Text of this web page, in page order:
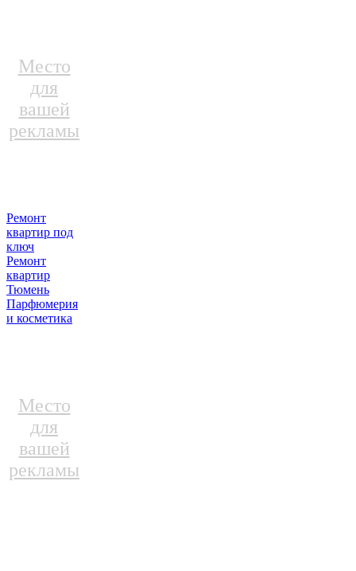
Место
для
вашей
рекламы
Ремонт
квартир под
ключ
Ремонт
квартир
Тюмень
Парфюмерия
и косметика
Место
для
вашей
рекламы